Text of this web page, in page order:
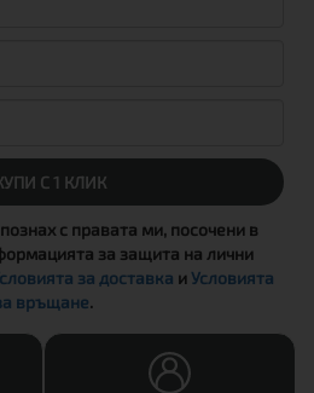
С 1 КЛИК
с правата ми, посочени в
за защита на лични
за доставка иУсловията
връщане.